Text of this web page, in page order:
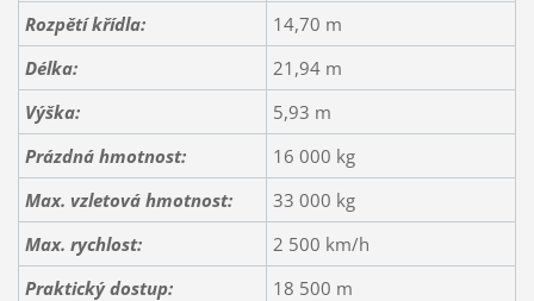
Rozpětí křídla:
14,70 m
Délka:
21,94 m
Výška:
5,93 m
Prázdná hmotnost:
16 000 kg
Max. vzletová hmotnost:
33 000 kg
Max. rychlost:
2 500 km/h
Praktický dostup:
18 500 m